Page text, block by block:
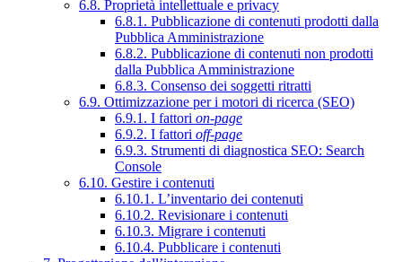
6.8. Proprietà intellettuale e privacy
6.8.1. Pubblicazione di contenuti prodotti dalla
Pubblica Amministrazione
6.8.2. Pubblicazione di contenuti non prodotti
dalla Pubblica Amministrazione
6.8.3. Consenso dei soggetti ritratti
6.9. Ottimizzazione per i motori di ricerca (SEO)
6.9.1. I fattori on-page
6.9.2. I fattori off-page
6.9.3. Strumenti di diagnostica SEO: Search
Console
6.10. Gestire i contenuti
6.10.1. L’inventario dei contenuti
6.10.2. Revisionare i contenuti
6.10.3. Migrare i contenuti
6.10.4. Pubblicare i contenuti